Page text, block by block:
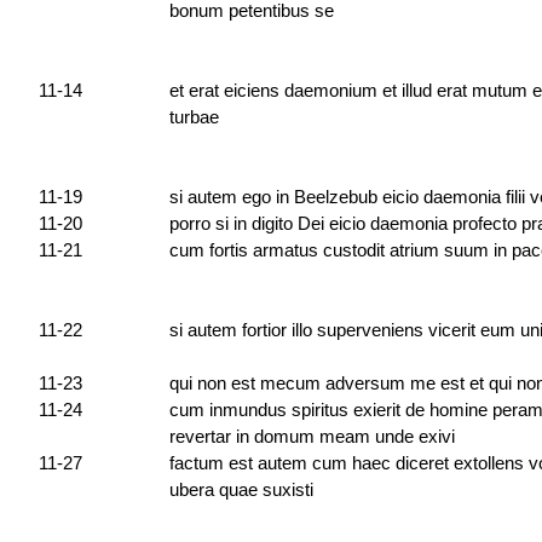
bonum petentibus se
11-14
et erat eiciens daemonium et illud erat mutum
turbae
11-19
si autem ego in Beelzebub eicio daemonia filii
11-20
porro si in digito Dei eicio daemonia profecto
11-21
cum fortis armatus custodit atrium suum in
11-22 si autem fortior illo superveniens vicerit eum
11-23
qui non est mecum adversum me est et qui
11-24
cum inmundus spiritus exierit de homine
revertar in domum meam unde exivi
11-27
factum est autem cum haec diceret extollens
ubera quae suxisti